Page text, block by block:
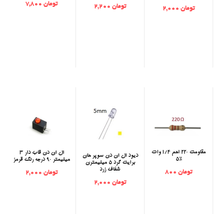
تومان 7,800 تومان 2,200 تومان 2,000
‫ال ای دی قاب دار 3
میلیمتر 90 درجه رنگ قرمز
تومان 2,000
‫دیود ال ای دی سوپر های
برایت گرد 5 میلیمتری
شفاف زرد
تومان 2,000
مقاومت 220 اهم 1/4 وات
5%
تومان 800